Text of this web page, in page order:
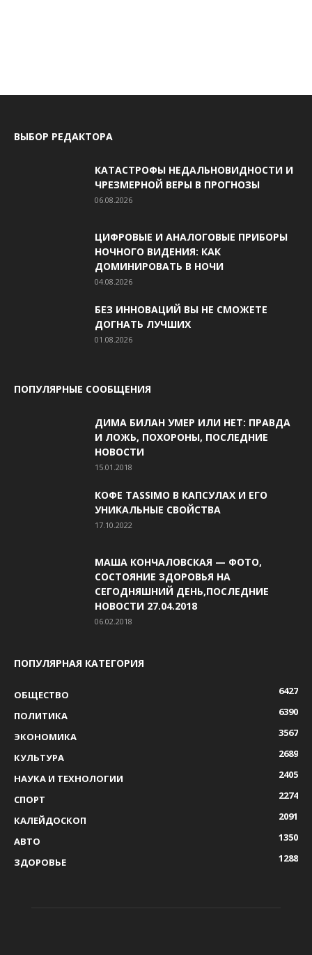
ВЫБОР РЕДАКТОРА
КАТАСТРОФЫ НЕДАЛЬНОВИДНОСТИ И
ЧРЕЗМЕРНОЙ ВЕРЫ В ПРОГНОЗЫ
06.08.2026
ЦИФРОВЫЕ И АНАЛОГОВЫЕ ПРИБОРЫ
НОЧНОГО ВИДЕНИЯ: КАК
ДОМИНИРОВАТЬ В НОЧИ
04.08.2026
БЕЗ ИННОВАЦИЙ ВЫ НЕ СМОЖЕТЕ
ДОГНАТЬ ЛУЧШИХ
01.08.2026
ПОПУЛЯРНЫЕ СООБЩЕНИЯ
ДИМА БИЛАН УМЕР ИЛИ НЕТ: ПРАВДА
И ЛОЖЬ, ПОХОРОНЫ, ПОСЛЕДНИЕ
НОВОСТИ
15.01.2018
КОФЕ TASSIMO В КАПСУЛАХ И ЕГО
УНИКАЛЬНЫЕ СВОЙСТВА
17.10.2022
МАША КОНЧАЛОВСКАЯ — ФОТО,
СОСТОЯНИЕ ЗДОРОВЬЯ НА
СЕГОДНЯШНИЙ ДЕНЬ,ПОСЛЕДНИЕ
НОВОСТИ 27.04.2018
06.02.2018
ПОПУЛЯРНАЯ КАТЕГОРИЯ
ОБЩЕСТВО
6427
ПОЛИТИКА
6390
ЭКОНОМИКА
3567
КУЛЬТУРА
2689
НАУКА И ТЕХНОЛОГИИ
2405
СПОРТ
2274
КАЛЕЙДОСКОП
2091
АВТО
1350
ЗДОРОВЬЕ
1288